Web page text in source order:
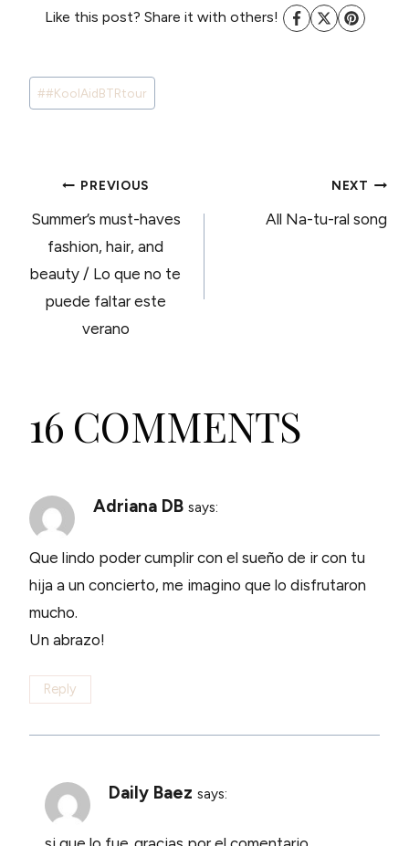
Like this post? Share it with others!
Post
Tags:
##KoolAidBTRtour
POST
NAVIGATION
PREVIOUS
Summer’s must-haves
fashion, hair, and
beauty / Lo que no te
puede faltar este
verano
NEXT
All Na-tu-ral song
16 COMMENTS
Adriana DB says:
Que lindo poder cumplir con el sueño de ir con tu
hija a un concierto, me imagino que lo disfrutaron
mucho.
Un abrazo!
Reply
Daily Baez says: